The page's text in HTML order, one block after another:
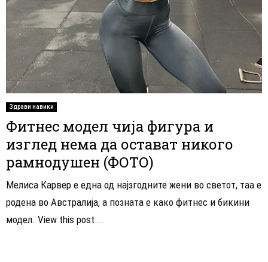
Здрави навики
Фитнес модел чија фигура и
изглед нема да остават никого
рамнодушен (ФОТО)
Мелиса Карвер е една од најзгодните жени во светот, таа е
родена во Австралија, а позната е како фитнес и бикини
модел. View this post...